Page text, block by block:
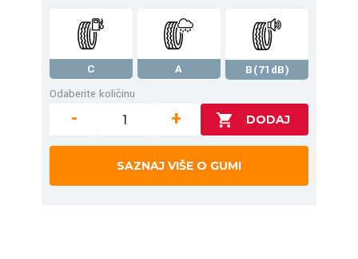
C A
B(71dB)
Odaberite količinu
- +
SAZNAJ VIŠE O GUMI